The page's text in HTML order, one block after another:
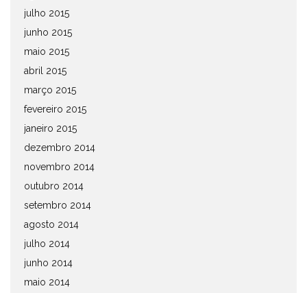
julho 2015
junho 2015
maio 2015
abril 2015
março 2015
fevereiro 2015
janeiro 2015
dezembro 2014
novembro 2014
outubro 2014
setembro 2014
agosto 2014
julho 2014
junho 2014
maio 2014